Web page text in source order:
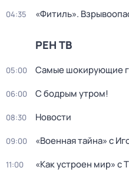
04:35 «Фитиль».
РЕН ТВ
05:00 Самые шoкиpующие
06:00 С бодрым утром!
08:30 Новости
09:00 «Военная тайна» с
11:00 «Как устроен мир»